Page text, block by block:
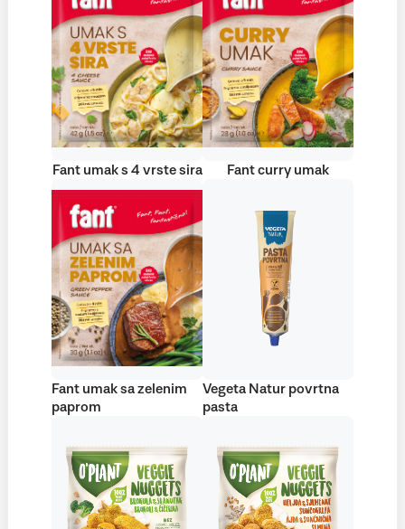
Fant umak s 4 vrste sira Fant curry umak
Fant umak sa zelenim
paprom
Vegeta Natur povrtna
pasta